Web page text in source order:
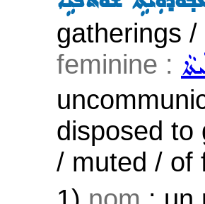
gatherings
feminine :
disposed to
/ muted / of